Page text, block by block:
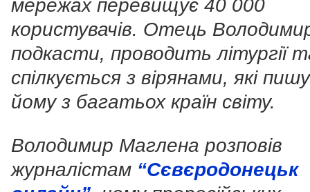
мережах перевищує 40 000
користувачів. Отець
подкасти, проводить літургії
спілкується з вірянами, які
йому з багатьох країн світу.
Володимир Маглена розповів
журналістам “Сєвєродонецьк